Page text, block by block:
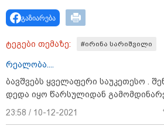
გაზიარება
ტეგები თემაზე: #ირინა სარიშვილი
რეალობა....
ბავშვებს ყველაფერი საუკეთესო .
დედა იყო წარსულიდან გამომდინარე
23:58 / 10-12-2021